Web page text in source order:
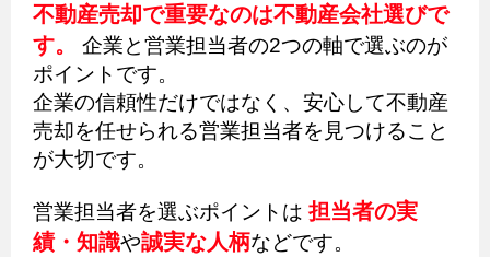
不動産売却で重要なのは不動産会社選びで
す。
企業と営業担当者の2つの軸で選ぶのが
ポイントです。
企業の信頼性だけではなく、安心して不動産
売却を任せられる営業担当者を見つけること
が大切です。
営業担当者を選ぶポイントは 担当者の実
績・知識や誠実な人柄などです。